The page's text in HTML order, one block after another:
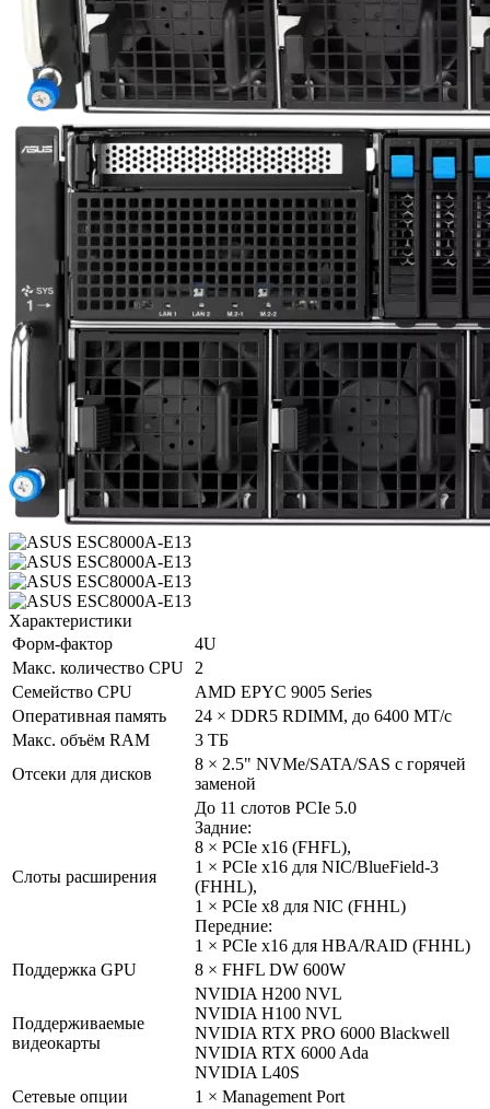
Характеристики
Форм-фактор
4U
Макс. количество CPU
2
Семейство CPU
AMD EPYC 9005 Series
Оперативная память
24 × DDR5 RDIMM, до 6400 МТ/с
Макс. объём RAM
3 ТБ
Отсеки для дисков
8 × 2.5" NVMe/SATA/SAS с горячей
заменой
Слоты расширения
До 11 слотов PCIe 5.0
Задние:
8 × PCIe x16 (FHFL),
1 × PCIe x16 для NIC/BlueField-3
(FHHL),
1 × PCIe x8 для NIC (FHHL)
Передние:
1 × PCIe x16 для HBA/RAID (FHHL)
Поддержка GPU
8 × FHFL DW 600W
Поддерживаемые
видеокарты
NVIDIA H200 NVL
NVIDIA H100 NVL
NVIDIA RTX PRO 6000 Blackwell
NVIDIA RTX 6000 Ada
NVIDIA L40S
Сетевые опции
1 × Management Port